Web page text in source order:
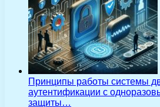
Принципы работы системы
аутентификации с
защиты…